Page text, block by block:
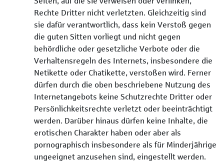
Rechte Dritter nicht verletzten. Gleichzeitig sind
sie dafür verantwortlich, dass kein Verstoß gegen
die guten Sitten vorliegt und nicht gegen
behördliche oder gesetzliche Verbote oder die
Verhaltensregeln des Internets, insbesondere die
Netikette oder Chatikette, verstoßen wird. Ferner
dürfen durch die oben beschriebene Nutzung des
Internetangebots keine Schutzrechte Dritter oder
Persönlichkeitsrechte verletzt oder beeinträchtigt
werden. Darüber hinaus dürfen keine Inhalte, die
erotischen Charakter haben oder aber als
pornographisch insbesondere als für Minderjährige
ungeeignet anzusehen sind, eingestellt werden.